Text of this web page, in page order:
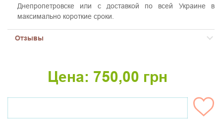
Днепропетровске или с доставкой по всей Украине в
максимально короткие сроки.
Отзывы
Цена: 750,00 грн